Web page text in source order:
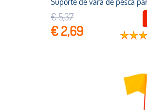
€ 5,37
€ 2,69